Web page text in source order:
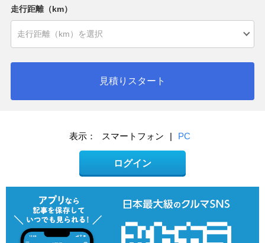
走行距離（km）
見積りスタート
表示： スマートフォン | PC
ログイン